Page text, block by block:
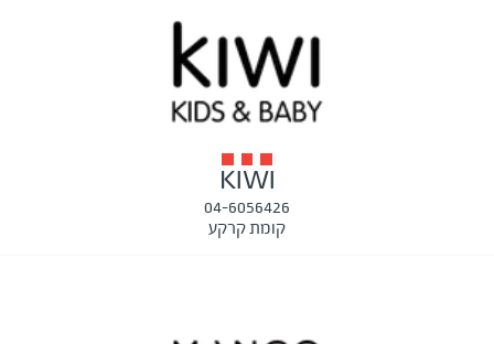
KIWI
04-6056426
קומת קרקע